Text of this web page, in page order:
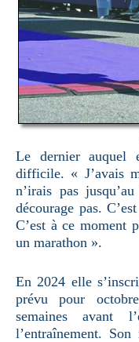
Le dernier auquel
difficile. « J’avais
n’irais pas
décourage pas.
C’est à ce moment
un marathon ».
En 2024 elle
prévu pour
semaines avant
l’entraînement.